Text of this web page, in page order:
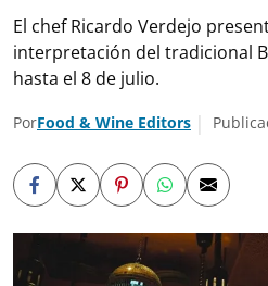
El chef Ricardo Verdejo
interpretación del tradicional
hasta el 8 de julio.
PorFood & Wine Editors